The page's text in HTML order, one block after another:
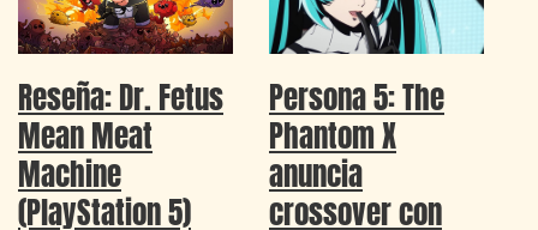
Reseña: Dr. Fetus
Mean Meat
Machine
(PlayStation 5)
Persona 5: The
Phantom X
anuncia
crossover con